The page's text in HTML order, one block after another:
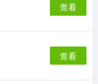
查看
查看